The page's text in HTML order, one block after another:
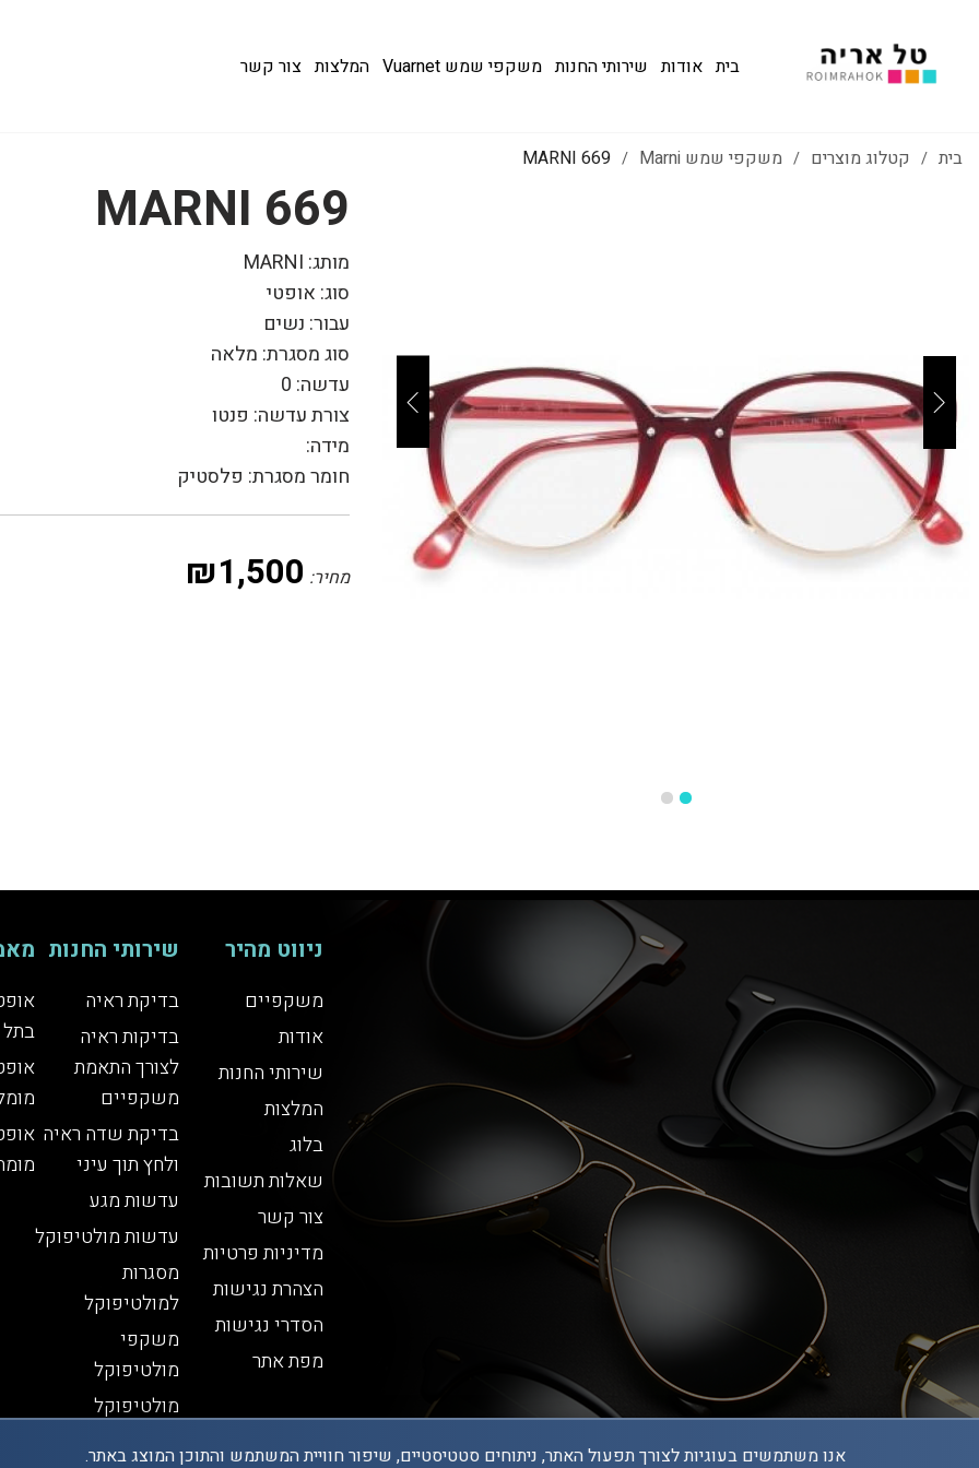
בית אודות שירותי החנות משקפי שמש Vuarnet המלצות צור קשר
בית / קטלוג מוצרים / משקפי שמש Marni /
MARNI 669
MARNI 669
מותג: MARNI
סוג: אופטי
עבור: נשים
סוג מסגרת: מלאה
עדשה: 0
צורת עדשה: פנטו
מידה:
חומר מסגרת: פלסטיק
מחיר: ₪1,500
ניווט מהיר
משקפיים
אודות
שירותי החנות
המלצות
בלוג
שאלות תשובות
צור קשר
מדיניות פרטיות
הצהרת נגישות
הסדרי נגישות
מפת אתר
שירותי החנות
בדיקת ראיה
בדיקות ראיה
לצורך התאמת
משקפיים
בדיקת שדה ראיה
ולחץ תוך עיני
עדשות מגע
עדשות מולטיפוקל
מסגרות
למולטיפוקל
משקפי
מולטיפוקל
מולטיפוקל
אנו משתמשים בעוגיות לצורך תפעול האתר, ניתוחים סטטיסטיים, שיפור חוויית המשתמש והתוכן המוצג באתר.